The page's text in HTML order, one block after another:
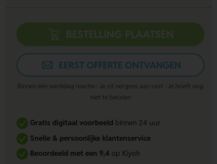
BESTELLING PLAATSEN
EERST OFFERTE ONTVANGEN
Binnen één werkdag reactie · Je zit nergens aan vast · Je hoeft nog
niet te betalen
Gratis digitaal voorbeeldbinnen 24 uur
Snelle & persoonlijke klantenservice
Beoordeeld met een 9,4op Kiyoh